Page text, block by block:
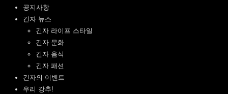
공지사항
긴자 뉴스
긴자 라이프 스타일
긴자 문화
긴자 음식
긴자 패션
긴자의 이벤트
우리 강추!